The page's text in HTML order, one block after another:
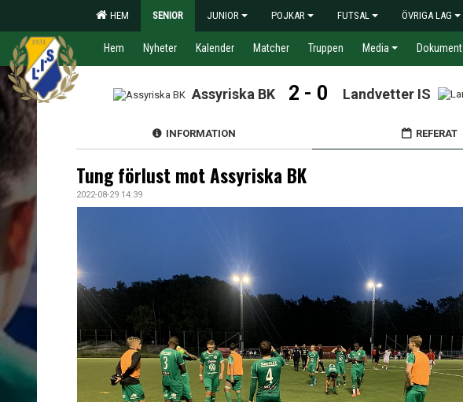
HEM SENIOR JUNIOR POJKAR FUTSAL ÖVRIGA LAG
Hem Nyheter Kalender Matcher Truppen Media Dokument
Assyriska BK 2 - 0 Landvetter IS
INFORMATION REFERAT
Tung förlust mot Assyriska BK
2022-08-29 14:39